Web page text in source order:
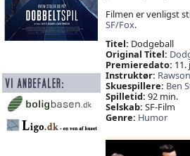
Filmen er venligst
SF/Fox.
Titel: Dodgeball
Original Titel:
Premieredato: 11.
Instruktør:
Skuespillere: Ben
Spilletid: 92 min.
Selskab: SF-Film
Genre: Humor